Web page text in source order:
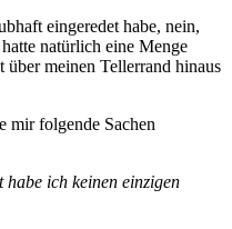
eingeredet habe, nein,
natürlich eine Menge
über meinen Tellerrand hinaus
mir folgende Sachen
ich keinen einzigen